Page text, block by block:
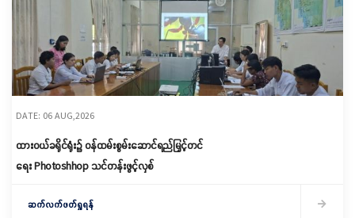
DATE: 06 AUG,2026
ထားဝယ်ခရိုင်ရုံး၌ ဝန်ထမ်းစွမ်းဆောင်ရည်မြှင့်တင်
ရေး Photoshhop သင်တန်းဖွင့်လှစ်
ဆက်လက်ဖတ်ရှုရန်